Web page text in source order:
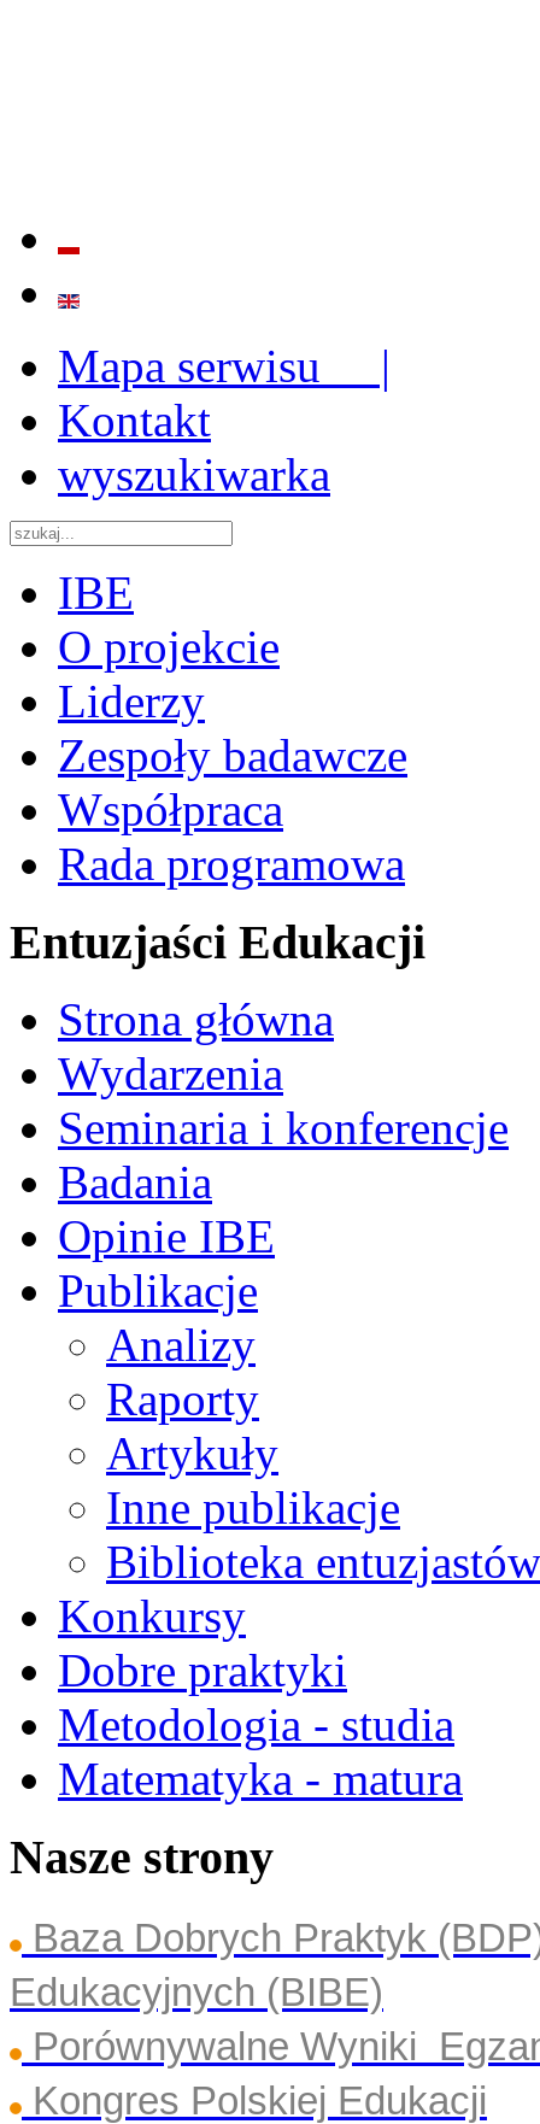
Mapa serwisu |
Kontakt
wyszukiwarka
IBE
O projekcie
Liderzy
Zespoły badawcze
Współpraca
Rada programowa
Entuzjaści Edukacji
Strona główna
Wydarzenia
Seminaria i konferencje
Badania
Opinie IBE
Publikacje
Analizy
Raporty
Artykuły
Inne publikacje
Biblioteka
Konkursy
Dobre praktyki
Metodologia - studia
Matematyka - matura
Nasze strony
Baza Dobrych Praktyk
Edukacyjnych (BIBE)
Porównywalne Wyniki
Kongres Polskiej Edukacji